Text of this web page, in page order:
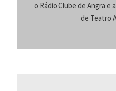
o Rádio Clube de Angra e
de Teatro